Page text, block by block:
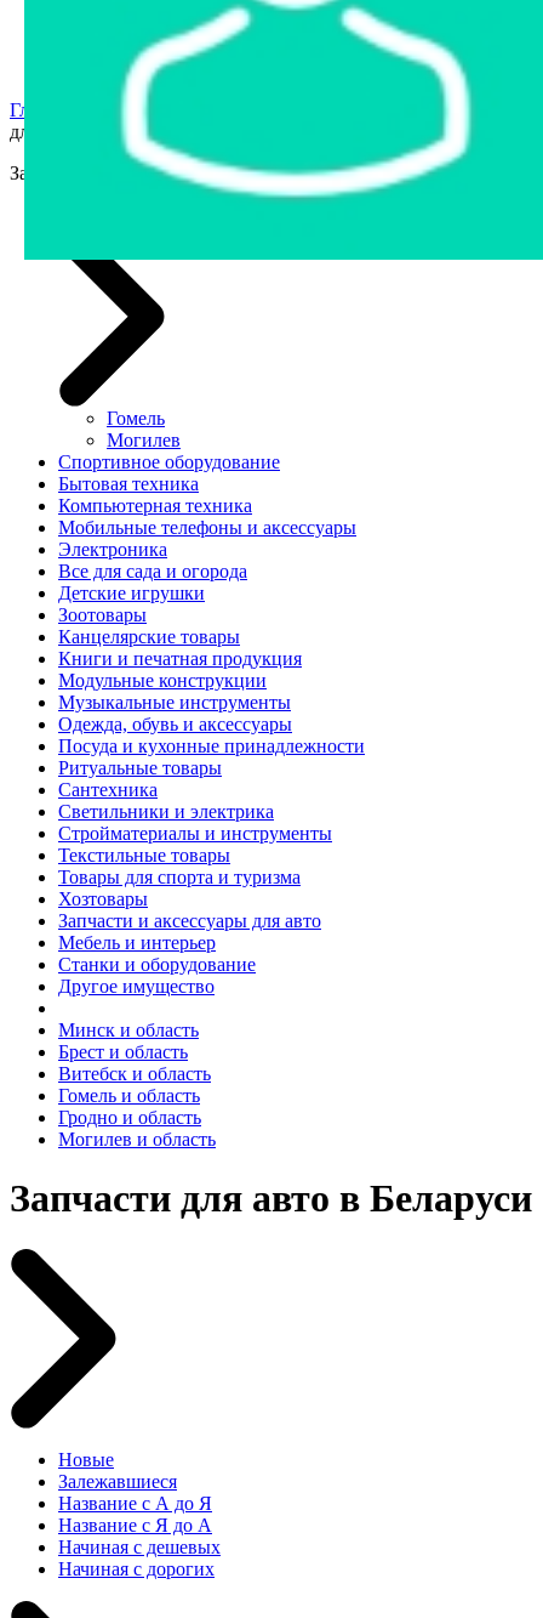
Реестр несостоявшихся торгов
Реестр переоценок
Государственное имущество
Главная страница
для авто
Запчасти и аксессуары для авто
Гомель
Могилев
Спортивное оборудование
Бытовая техника
Компьютерная техника
Мобильные телефоны и аксессуары
Электроника
Все для сада и огорода
Детские игрушки
Зоотовары
Канцелярские товары
Книги и печатная продукция
Модульные конструкции
Музыкальные инструменты
Одежда, обувь и аксессуары
Посуда и кухонные принадлежности
Ритуальные товары
Сантехника
Светильники и электрика
Стройматериалы и инструменты
Текстильные товары
Товары для спорта и туризма
Хозтовары
Запчасти и аксессуары для авто
Мебель и интерьер
Станки и оборудование
Другое имущество
Минск и область
Брест и область
Витебск и область
Гомель и область
Гродно и область
Могилев и область
Запчасти для авто в Беларуси
Новые
Залежавшиеся
Название с А до Я
Название с Я до А
Начиная с дешевых
Начиная с дорогих